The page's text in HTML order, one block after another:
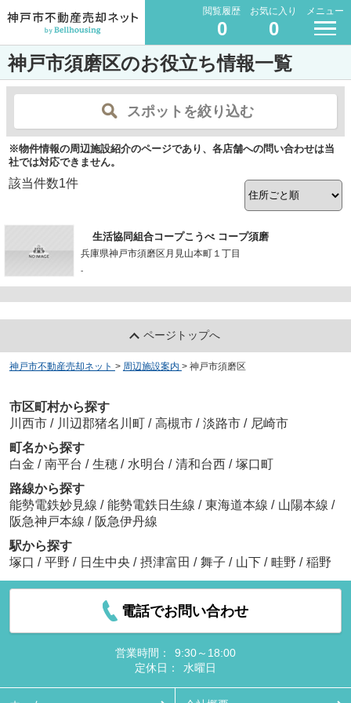
閲覧履歴
0
お気に入り
0
メニュー
神戸市須磨区のお役立ち情報一覧
スポットを絞り込む
※物件情報の周辺施設紹介のページであり、各店舗への問い合わせは当
社では対応できません。
該当件数1件
生活協同組合コープこうべ コープ須磨
兵庫県神戸市須磨区月見山本町１丁目
-
ページトップへ
神戸市不動産売却ネット > 周辺施設案内 > 神戸市須磨区
市区町村から探す
川西市 / 川辺郡猪名川町 / 高槻市 / 淡路市 / 尼崎市
町名から探す
白金 / 南平台 / 生穂 / 水明台 / 清和台西 / 塚口町
路線から探す
能勢電鉄妙見線 / 能勢電鉄日生線 / 東海道本線 / 山陽本線 /
阪急神戸本線 / 阪急伊丹線
駅から探す
塚口 / 平野 / 日生中央 / 摂津富田 / 舞子 / 山下 / 畦野 / 稲野
電話でお問い合わせ
営業時間：
9:30～18:00
定休日：
水曜日